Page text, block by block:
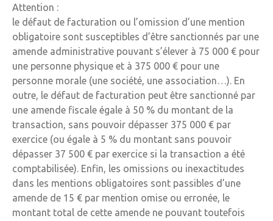
Attention :
le défaut de facturation ou l’omission d’une mention
obligatoire sont susceptibles d’être sanctionnés par une
amende administrative pouvant s’élever à 75 000 € pour
une personne physique et à 375 000 € pour une
personne morale (une société, une association…). En
outre, le défaut de facturation peut être sanctionné par
une amende fiscale égale à 50 % du montant de la
transaction, sans pouvoir dépasser 375 000 € par
exercice (ou égale à 5 % du montant sans pouvoir
dépasser 37 500 € par exercice si la transaction a été
comptabilisée). Enfin, les omissions ou inexactitudes
dans les mentions obligatoires sont passibles d’une
amende de 15 € par mention omise ou erronée, le
montant total de cette amende ne pouvant toutefois